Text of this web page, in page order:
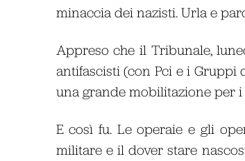
minaccia dei nazisti. Urla e
Appreso che il Tribunale,
antifascisti (con Pci e i Gruppi
una grande mobilitazione per i
E così fu. Le operaie e gli
militare e il dover stare